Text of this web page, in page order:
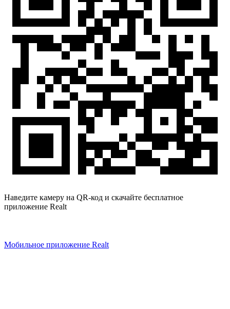
Наведите камеру на QR-код и скачайте бесплатное
приложение Realt
Мобильное приложение Realt